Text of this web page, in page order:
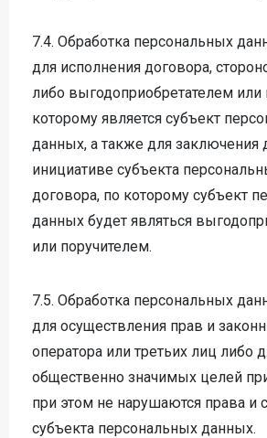
7.4. Обработка персональных
для исполнения договора,
либо выгодоприобретателем или
которому является субъект
данных, а также для заключения
инициативе субъекта
договора, по которому субъект
данных будет являться
или поручителем.
7.5. Обработка персональных
для осуществления прав и
оператора или третьих лиц либо
общественно значимых целей
при этом не нарушаются права и
субъекта персональных данных.